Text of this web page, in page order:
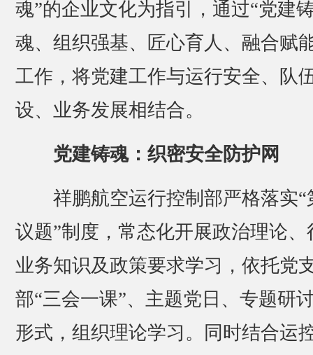
魂”的企业文化为指引，通过“党建
魂、组织强基、匠心育人、融合赋
工作，将党建工作与运行安全、队
设、业务发展相结合。
党建铸魂：织密安全防护网
祥鹏航空运行控制部严格落实“
议题”制度，常态化开展政治理论、
业务知识及政策要求学习，依托党
部“三会一课”、主题党日、专题研
形式，组织理论学习。同时结合运